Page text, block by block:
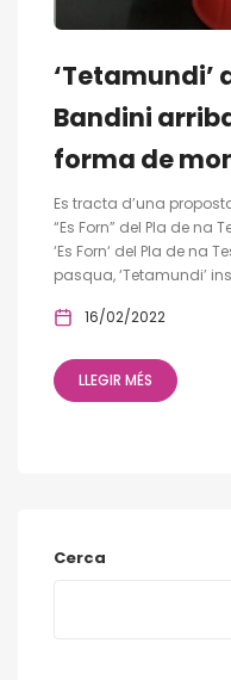
‘Tetamundi’
Bandini
forma de
Es tracta d’una
“Es Forn” del Pla de na
‘Es Forn‘ del Pla de na
pasqua, ‘Tetamundi’
16/02/2022
LLEGIR MÉS
Cerca